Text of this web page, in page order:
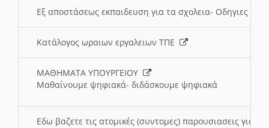
Εξ αποστάσεως εκπαιδευση για τα σχολεια- Οδηγιες
Κατάλογος ωραιων εργαλειων ΤΠΕ
ΜΑΘΗΜΑΤΑ ΥΠΟΥΡΓΕΙΟΥ
Μαθαίνουμε ψηφιακά- διδάσκουμε ψηφιακά
Εδω βαζετε τις ατομικές (συντομες) παρουσιασεις για